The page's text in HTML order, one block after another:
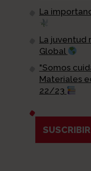
La
La juventud
Global
"Somos
Materiales
22/23
SUSCRIBIR